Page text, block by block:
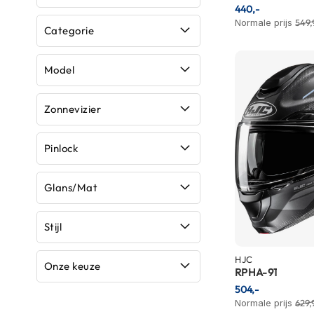
Crosshelmen
Fietshelmen
accessoires
Vizieren
Pinlocks
Tear-
offs
Crossbrillen
Oordoppen
Onderhoud
helm
Normale prijs
440,-
HJC
RPHA-91
Normale prijs
504,-
Categorie
Model
Zonnevizier
Pinlock
Glans/Mat
Stijl
Onze keuze